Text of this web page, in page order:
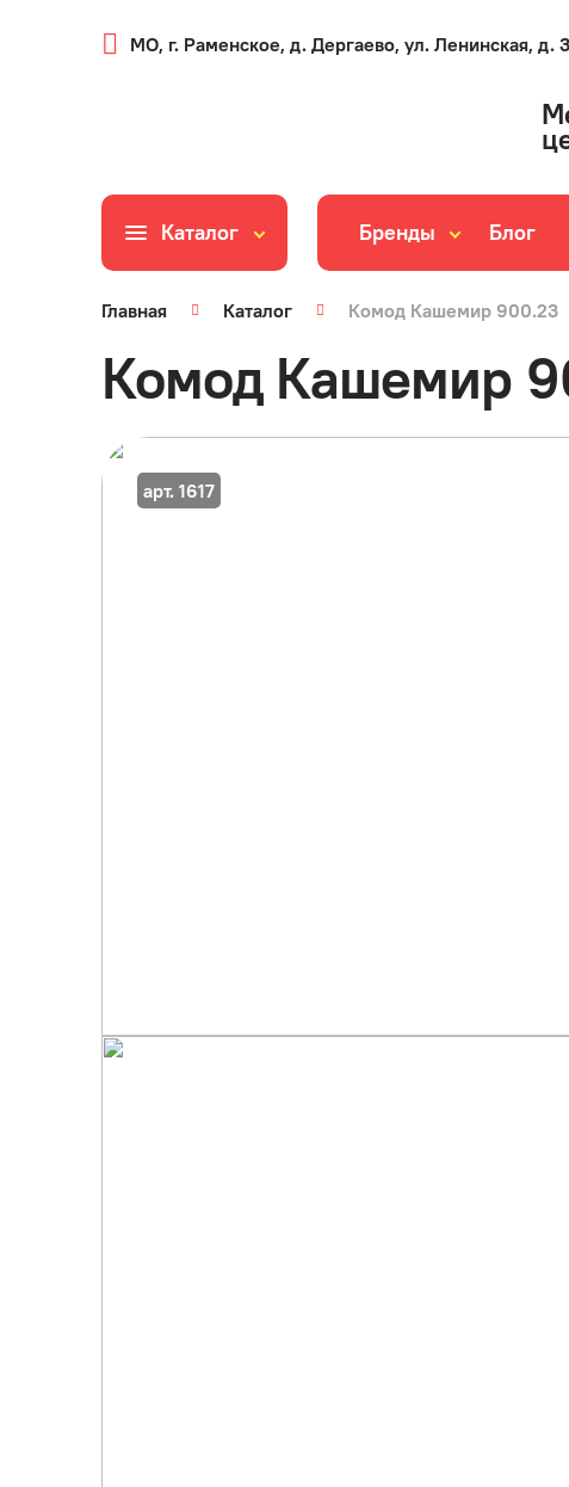
МО, г. Раменское, д. Дергаево, ул. Ленинская, д.
Каталог Бренды Блог
Главная Каталог Комод Кашемир 900.23
Комод Кашемир
арт. 1617